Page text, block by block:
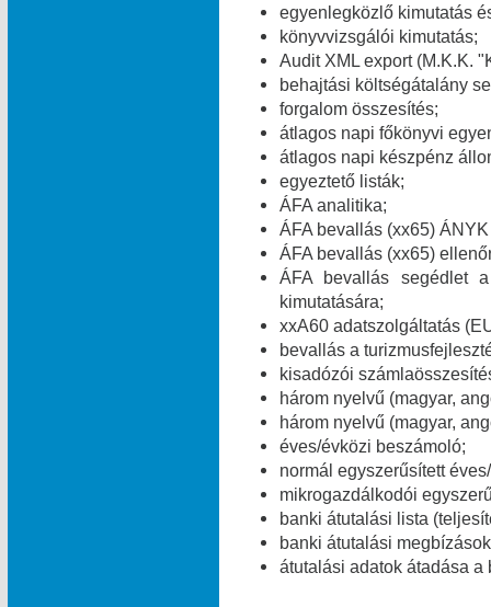
egyenlegközlő kimutatás
könyvvizsgálói kimutatás;
Audit XML export (M.K.K.
behajtási költségátalány
forgalom összesítés;
átlagos napi főkönyvi
átlagos napi készpénz
egyeztető listák;
ÁFA analitika;
ÁFA bevallás (xx65)
ÁFA bevallás (xx65)
ÁFA bevallás segédlet
kimutatására;
xxA60 adatszolgáltatás
bevallás a
kisadózói
három nyelvű (magyar,
három nyelvű (magyar,
éves/évközi beszámoló;
normál egyszerűsített
mikrogazdálkodói
banki átutalási lista
banki átutalási
átutalási adatok átadása